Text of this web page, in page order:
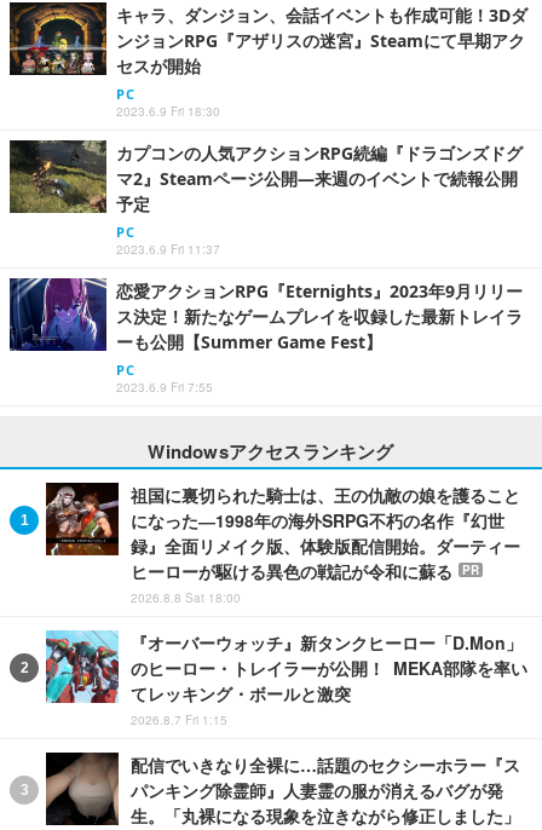
キャラ、ダンジョン、会話イベントも作成可能！3Dダ
ンジョンRPG『アザリスの迷宮』Steamにて早期アク
セスが開始
PC
2023.6.9 Fri 18:30
カプコンの人気アクションRPG続編『ドラゴンズドグ
マ2』Steamページ公開―来週のイベントで続報公開
予定
PC
2023.6.9 Fri 11:37
恋愛アクションRPG『Eternights』2023年9月リリー
ス決定！新たなゲームプレイを収録した最新トレイラ
ーも公開【Summer Game Fest】
PC
2023.6.9 Fri 7:55
Windowsアクセスランキング
祖国に裏切られた騎士は、王の仇敵の娘を護ること
になった―1998年の海外SRPG不朽の名作『幻世
録』全面リメイク版、体験版配信開始。ダーティー
ヒーローが駆ける異色の戦記が令和に蘇る
PR
2026.8.8 Sat 18:00
『オーバーウォッチ』新タンクヒーロー「D.Mon」
のヒーロー・トレイラーが公開！ MEKA部隊を率い
てレッキング・ボールと激突
2026.8.7 Fri 1:15
配信でいきなり全裸に…話題のセクシーホラー『ス
パンキング除霊師』人妻霊の服が消えるバグが発
生。「丸裸になる現象を泣きながら修正しました」